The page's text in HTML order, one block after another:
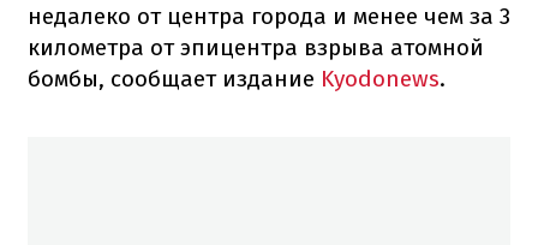
недалеко от центра города и менее чем за 3
километра от эпицентра взрыва атомной
бомбы, сообщает издание Kyodonews.